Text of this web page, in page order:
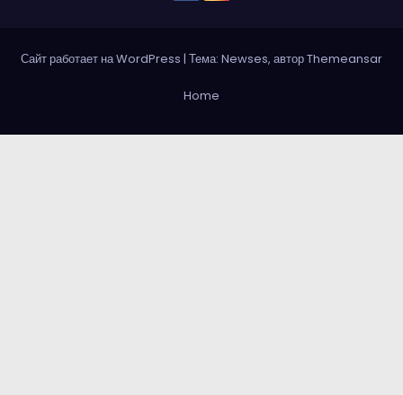
Сайт работает на WordPress | Тема: Newses, авторThemeansar
Home